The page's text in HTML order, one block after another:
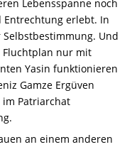
Lebensspanne noch
Entrechtung erlebt. In
Und
Fluchtplan nur mit
Yasin funktionieren
Gamze Ergüven
im Patriarchat
an einem anderen